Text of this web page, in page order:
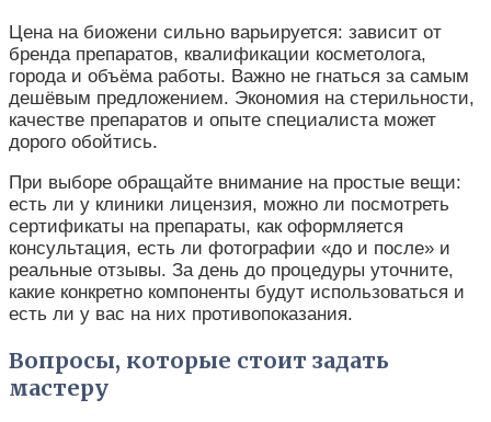
Цена на биожени сильно варьируется: зависит от
бренда препаратов, квалификации косметолога,
города и объёма работы. Важно не гнаться за самым
дешёвым предложением. Экономия на стерильности,
качестве препаратов и опыте специалиста может
дорого обойтись.
При выборе обращайте внимание на простые вещи:
есть ли у клиники лицензия, можно ли посмотреть
сертификаты на препараты, как оформляется
консультация, есть ли фотографии «до и после» и
реальные отзывы. За день до процедуры уточните,
какие конкретно компоненты будут использоваться и
есть ли у вас на них противопоказания.
Вопросы, которые стоит задать
мастеру